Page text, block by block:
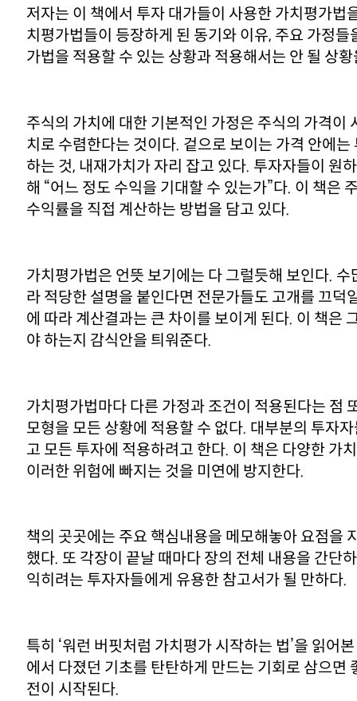
저자는 이 책에서 투자 대가들이 사용한 가치평가법
치평가법들이 등장하게 된 동기와 이유, 주요 가정
가법을 적용할 수 있는 상황과 적용해서는 안 될 상
주식의 가치에 대한 기본적인 가정은 주식의 가격이
치로 수렴한다는 것이다. 겉으로 보이는 가격 안에
하는 것, 내재가치가 자리 잡고 있다. 투자자들이 원
해 “어느 정도 수익을 기대할 수 있는가”다. 이 책은
수익률을 직접 계산하는 방법을 담고 있다.
가치평가법은 언뜻 보기에는 다 그럴듯해 보인다.
라 적당한 설명을 붙인다면 전문가들도 고개를 끄덕
에 따라 계산결과는 큰 차이를 보이게 된다. 이 책은
야 하는지 감식안을 틔워준다.
가치평가법마다 다른 가정과 조건이 적용된다는 점
모형을 모든 상황에 적용할 수 없다. 대부분의 투자
고 모든 투자에 적용하려고 한다. 이 책은 다양한 가
이러한 위험에 빠지는 것을 미연에 방지한다.
책의 곳곳에는 주요 핵심내용을 메모해놓아 요점을
했다. 또 각장이 끝날 때마다 장의 전체 내용을 간단
익히려는 투자자들에게 유용한 참고서가 될 만하다.
특히 ‘워런 버핏처럼 가치평가 시작하는 법’을 읽어
에서 다졌던 기초를 탄탄하게 만드는 기회로 삼으면
전이 시작된다.